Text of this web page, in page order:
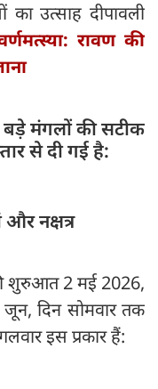
उत्साह दीपावली
रावण की
बड़े मंगलों की सटीक
से दी गई है:
नक्षत्र
शुरुआत 2 मई 2026,
दिन सोमवार तक
इस प्रकार हैं: